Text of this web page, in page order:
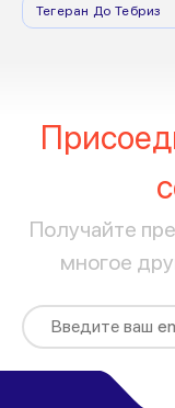
Тегеран До Тебриз
Получайте
многое